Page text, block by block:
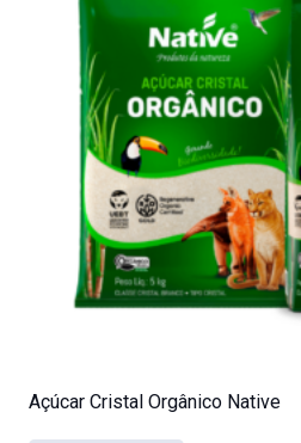
Açúcar Cristal Orgânico Native